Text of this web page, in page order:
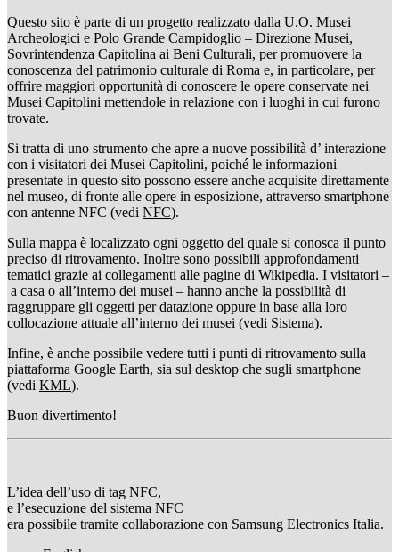
Questo sito è parte di un progetto realizzato dalla U.O. Musei
Archeologici e Polo Grande Campidoglio – Direzione Musei,
Sovrintendenza Capitolina ai Beni Culturali, per promuovere la
conoscenza del patrimonio culturale di Roma e, in particolare, per
offrire maggiori opportunità di conoscere le opere conservate nei
Musei Capitolini mettendole in relazione con i luoghi in cui furono
trovate.
Si tratta di uno strumento che apre a nuove possibilità d’ interazione
con i visitatori dei Musei Capitolini, poiché le informazioni
presentate in questo sito possono essere anche acquisite direttamente
nel museo, di fronte alle opere in esposizione, attraverso smartphone
con antenne NFC (vedi NFC).
Sulla mappa è localizzato ogni oggetto del quale si conosca il punto
preciso di ritrovamento. Inoltre sono possibili approfondamenti
tematici grazie ai collegamenti alle pagine di Wikipedia. I visitatori –
a casa o all’interno dei musei – hanno anche la possibilità di
raggruppare gli oggetti per datazione oppure in base alla loro
collocazione attuale all’interno dei musei (vedi Sistema).
Infine, è anche possibile vedere tutti i punti di ritrovamento sulla
piattaforma Google Earth, sia sul desktop che sugli smartphone
(vedi KML).
Buon divertimento!
L’idea dell’uso di tag NFC,
e l’esecuzione del sistema NFC
era possibile tramite collaborazione con Samsung Electronics Italia.